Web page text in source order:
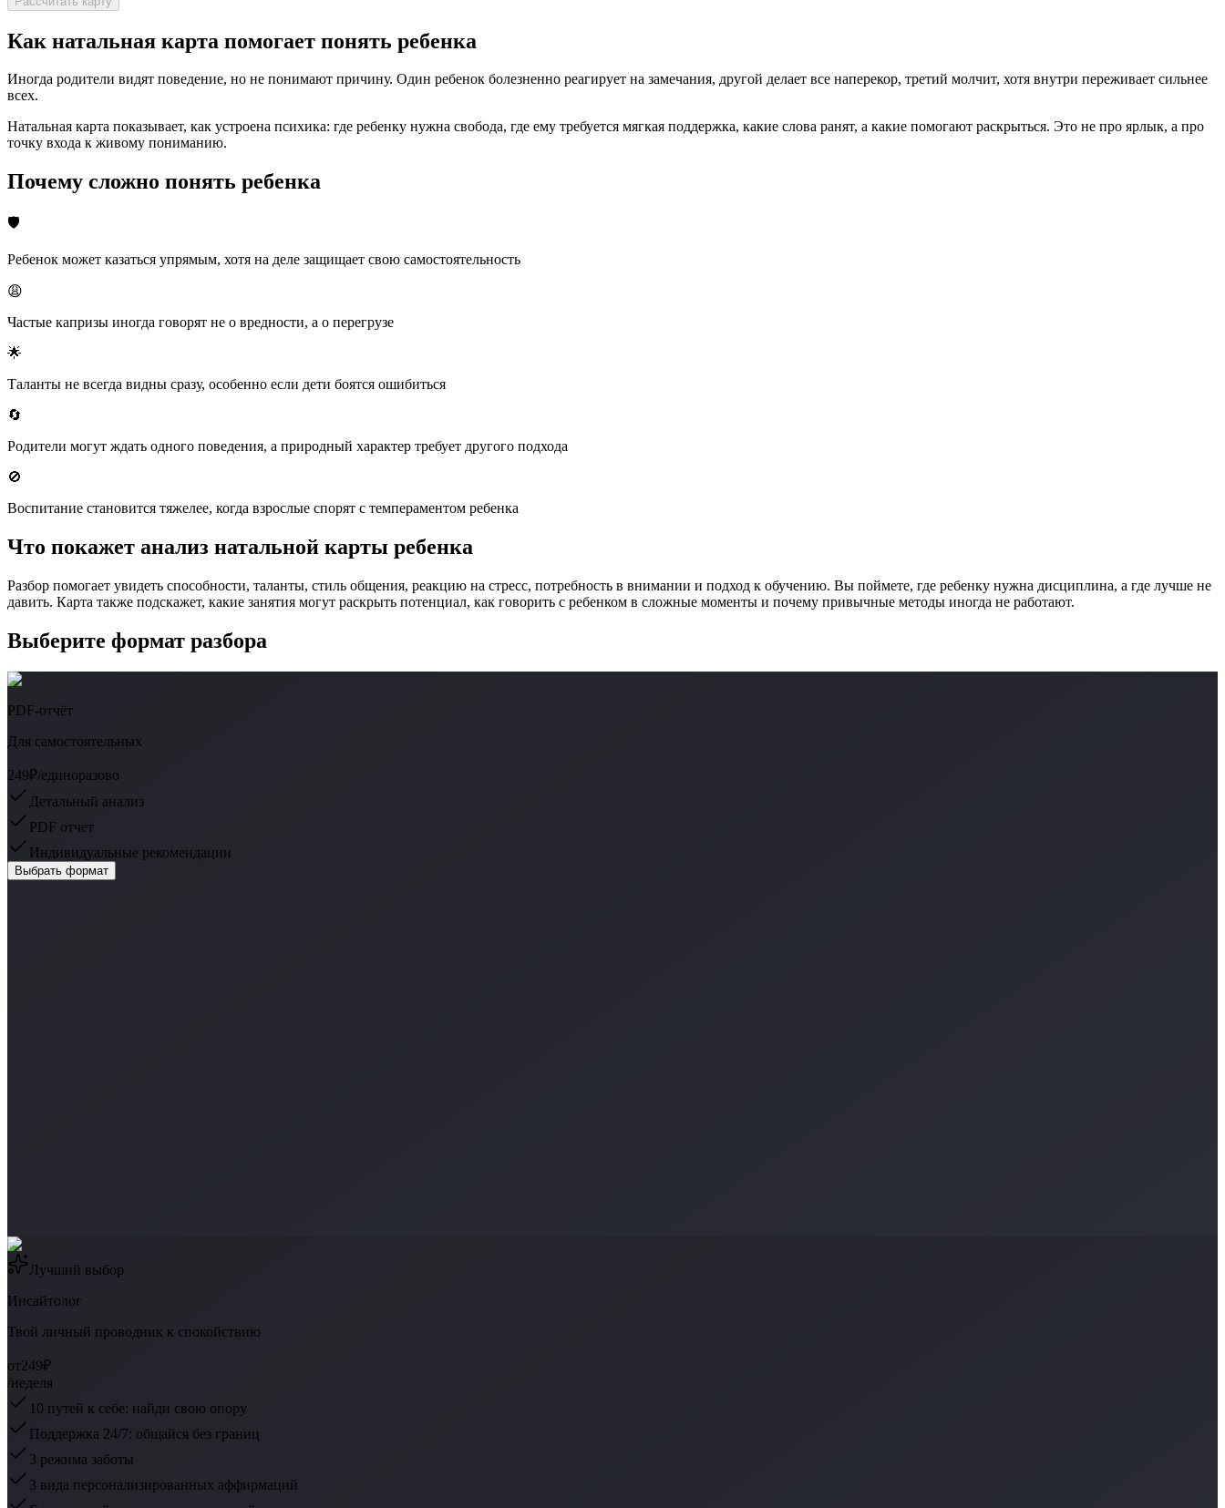
Как натальная карта помогает понять ребенка
Иногда родители видят поведение, но не понимают причину. Один ребенок болезненно реагирует на замечания, другой делает все наперекор, третий молчит, хотя внутри переживает сильнее
всех.
Натальная карта показывает, как устроена психика: где ребенку нужна свобода, где ему требуется мягкая поддержка, какие слова ранят, а какие помогают раскрыться. Это не про ярлык, а про
точку входа к живому пониманию.
Почему сложно понять ребенка
🛡️
Ребенок может казаться упрямым, хотя на деле защищает свою самостоятельность
😩
Частые капризы иногда говорят не о вредности, а о перегрузе
🌟
Таланты не всегда видны сразу, особенно если дети боятся ошибиться
🔄
Родители могут ждать одного поведения, а природный характер требует другого подхода
🚫️
Воспитание становится тяжелее, когда взрослые спорят с темпераментом ребенка
Что покажет анализ натальной карты ребенка
Разбор помогает увидеть способности, таланты, стиль общения, реакцию на стресс, потребность в внимании и подход к обучению. Вы поймете, где ребенку нужна дисциплина, а где лучше не
давить. Карта также подскажет, какие занятия могут раскрыть потенциал, как говорить с ребенком в сложные моменты и почему привычные методы иногда не работают.
Выберите формат разбора
PDF-отчёт
Для самостоятельных
249₽/единоразово
Детальный анализ
PDF отчет
Индивидуальные рекомендации
Выбрать формат
Лучший выбор
Инсайтолог
Твой личный проводник к спокойствию
от249₽
/неделя
10 путей к себе: найди свою опору
Поддержка 24/7: общайся без границ
3 режима заботы
3 вида персонализированных аффирмаций